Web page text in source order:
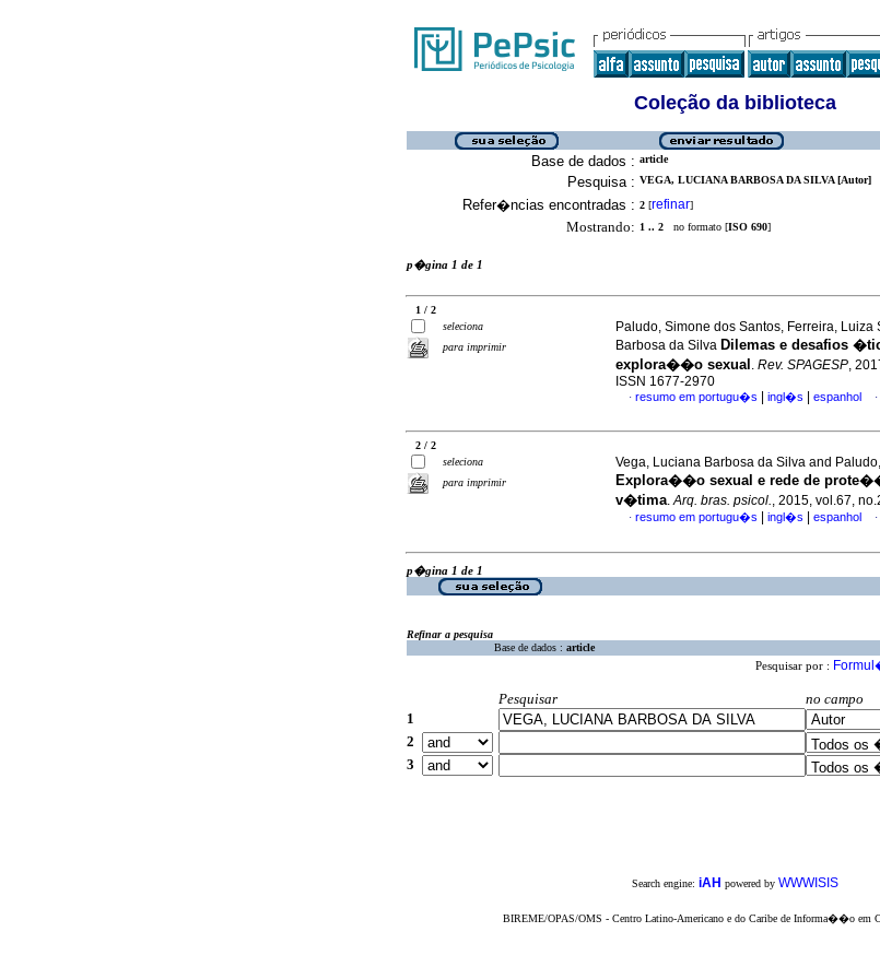
Coleção da biblioteca
Base de dados : article
Pesquisa : VEGA, LUCIANA BARBOSA DA SILVA [Autor]
Refer�ncias encontradas : 2 [refinar]
Mostrando: 1 .. 2 no formato [ISO 690]
p�gina 1 de 1
1 / 2
seleciona
para imprimir
Paludo, Simone dos Santos, Ferreira, Luiza
Barbosa da Silva Dilemas e desafios
explora��o sexual . Rev. SPAGESP,
ISSN 1677-2970
· resumo em portugu�s ingl�s espanhol ·
2 / 2
seleciona
para imprimir
Vega, Luciana Barbosa da Silva and
Explora��o sexual e rede de
v�tima.Arq. bras. psicol., 2015, vol.67,
· resumo em portugu�s ingl�s espanhol ·
p�gina 1 de 1
Refinar a pesquisa
Base de dados : article
Pesquisar por :
Pesquisar
no campo
1
2
3
Search engine: iAH powered by WWWISIS
BIREME/OPAS/OMS - Centro Latino-Americano e do Caribe de Informa��o em